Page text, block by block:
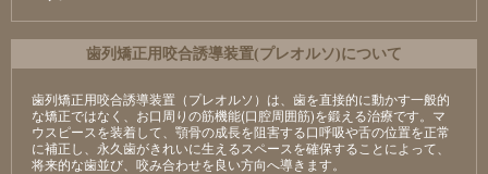
⻭列矯正⽤咬合誘導装置(プレオルソ)について
歯列矯正用咬合誘導装置（プレオルソ）は、歯を直接的に動かす一般的
な矯正ではなく、お口周りの筋機能(口腔周囲筋)を鍛える治療です。マ
ウスピースを装着して、顎骨の成長を阻害する口呼吸や舌の位置を正常
に補正し、永久歯がきれいに生えるスペースを確保することによって、
将来的な歯並び、咬み合わせを良い方向へ導きます。